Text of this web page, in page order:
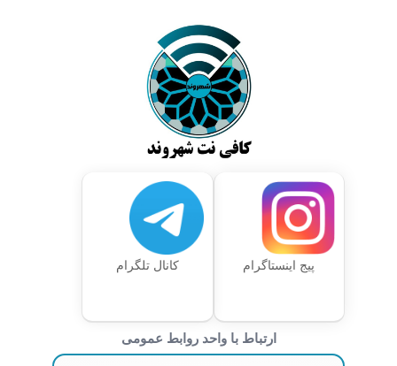
پیج اینستاگرام کانال تلگرام
ارتباط با واحد روابط عمومی